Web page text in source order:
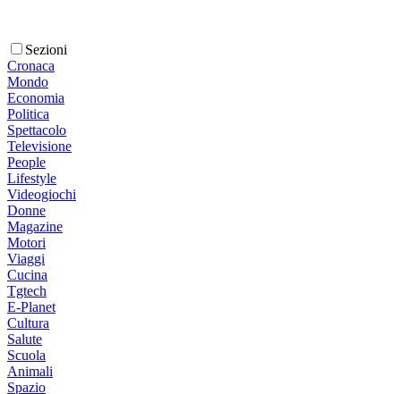
Sezioni
Cronaca
Mondo
Economia
Politica
Spettacolo
Televisione
People
Lifestyle
Videogiochi
Donne
Magazine
Motori
Viaggi
Cucina
Tgtech
E-Planet
Cultura
Salute
Scuola
Animali
Spazio